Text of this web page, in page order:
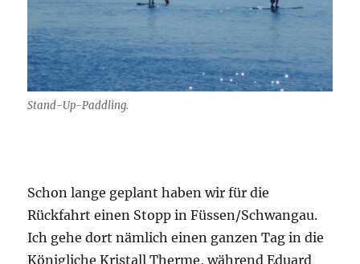
Stand-Up-Paddling.
Schon lange geplant haben wir für die
Rückfahrt einen Stopp in Füssen/Schwangau.
Ich gehe dort nämlich einen ganzen Tag in die
Königliche Kristall Therme, während Eduard